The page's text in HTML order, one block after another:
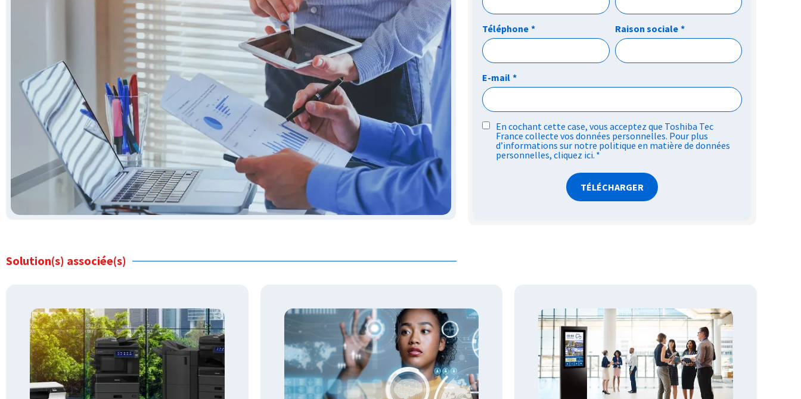
Téléphone * Raison sociale *
E-mail *
RGPDEn cochant cette case, vous acceptez que Toshiba Tec
France collecte vos données personnelles. Pour plus
d’informations sur notre politique en matière de données
personnelles, cliquez ici. *
Solution(s) associée(s)